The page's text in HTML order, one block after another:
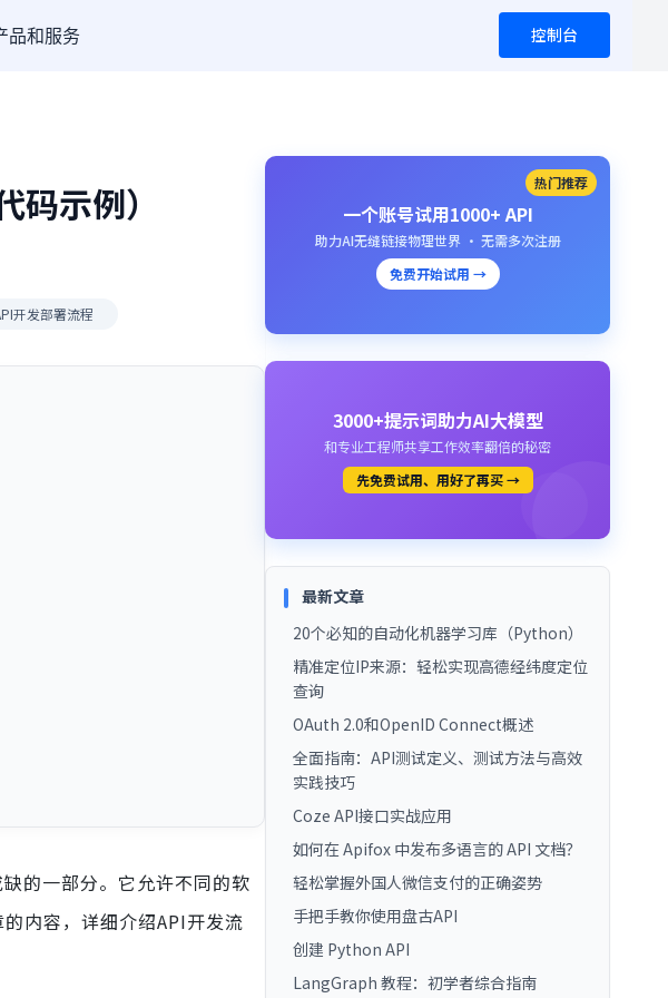
品和服务 控制台
示例）
开发部署流程
的一部分。它允许不同的软
内容，详细介绍API开发流
热门推荐
一个账号试用1000+ API
助力AI无缝链接物理世界 · 无需多次注册
免费开始试用 →
3000+提示词助力AI大模型
和专业工程师共享工作效率翻倍的秘密
先免费试用、用好了再买 →
最新文章
20个必知的自动化机器学习库（Python）
精准定位IP来源：轻松实现高德经纬度定位
查询
OAuth 2.0和OpenID Connect概述
全面指南：API测试定义、测试方法与高效
实践技巧
Coze API接口实战应用
如何在 Apifox 中发布多语言的 API 文档？
轻松掌握外国人微信支付的正确姿势
手把手教你使用盘古API
创建 Python API
LangGraph 教程：初学者综合指南